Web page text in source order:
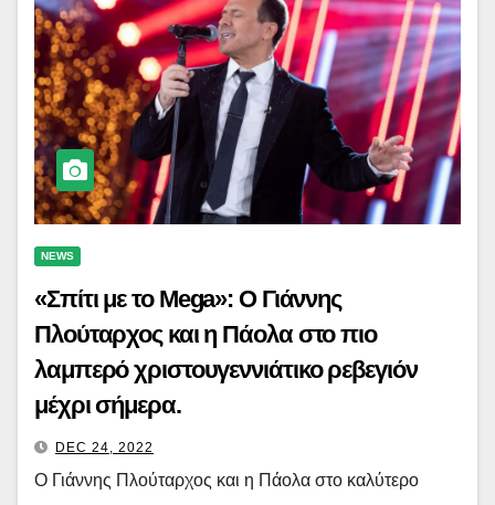
NEWS
«Σπίτι με το Mega»: Ο Γιάννης
Πλούταρχος και η Πάολα στο πιο
λαμπερό χριστουγεννιάτικο ρεβεγιόν
μέχρι σήμερα.
DEC 24, 2022
Ο Γιάννης Πλούταρχος και η Πάολα στο καλύτερο